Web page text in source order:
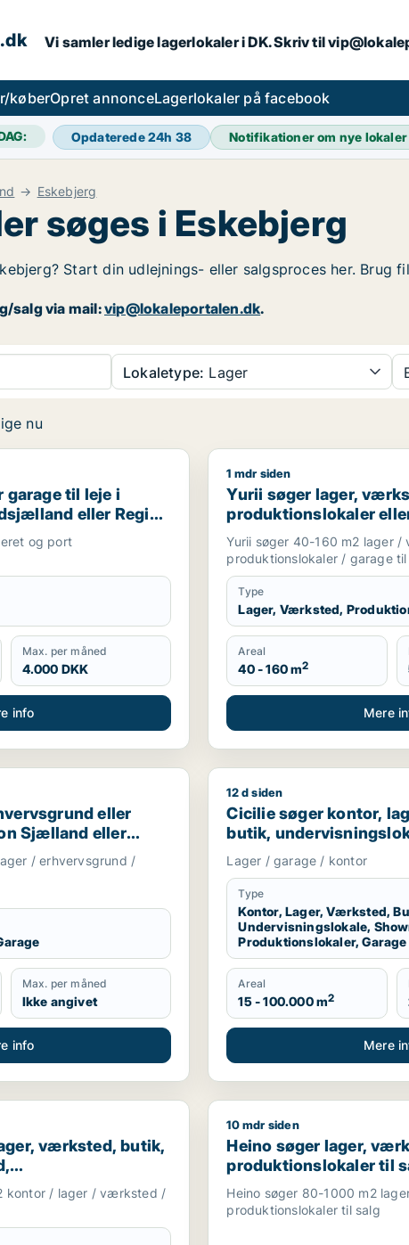
Vi samler ledige lagerlokaler i DK. Skriv til
køberOpret annonceLagerlokaler på facebook
Opdaterede 24h 38 Notifikationer om nye
Eskebjerg
søges i Eskebjerg
Start din udlejnings- eller salgsproces her.
salg via mail:vip@lokaleportalen.dk.
Lokaletype: Lager
nu
til leje i Storkøbenhavn, Nordsjælland eller Region
garage til leje i
eller Region
og port
Max. per måned
4.000 DKK
info
Yurii søger lager,
1 mdr siden
Yurii søger lager,
produktionslokaler
Region Sjælland
Yurii søger 40-160 m2 lager
produktionslokaler / garage til
Type
Lager, Værksted,
Areal
40 - 160 m2
Mere
eller garage til salg i Region Sjælland eller
eller
Sjælland eller
/ erhvervsgrund /
Max. per måned
Ikke angivet
info
Cicilie søger kontor,
12 d siden
Cicilie søger kontor,
butik,
erhvervsgrund,
garage til leje i Region
Nordsjælland
Lager / garage / kontor
Type
Kontor, Lager, Værksted,
Undervisningslokale,
Produktionslokaler, Garage
Areal
15 - 100.000 m2
Mere
værksted, butik, klinik, erhvervsgrund,
værksted, butik,
hotel,
garage til salg i
kontor / lager / værksted /
Heino søger lager,
10 mdr siden
Heino søger lager,
produktionslokaler til
Sjælland
Heino søger 80-1000 m2
produktionslokaler til salg